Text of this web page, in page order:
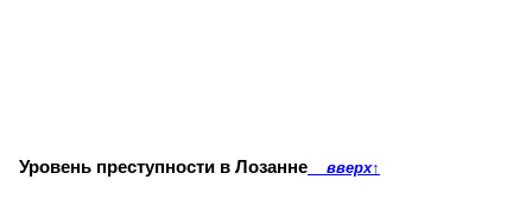
Уровень преступности в Лозанне вверх↑